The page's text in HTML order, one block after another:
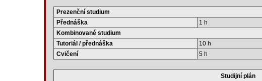
Prezenční studium
Přednáška
1 h
Kombinované studium
Tutoriál / přednáška
10 h
Cvičení
5 h
Studijní plán